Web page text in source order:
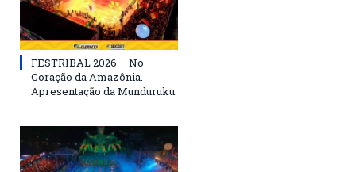
FESTRIBAL 2026 – No
Coração da Amazônia.
Apresentação da Munduruku.